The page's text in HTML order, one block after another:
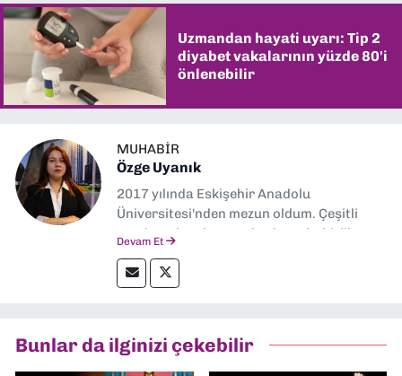
Uzmandan hayati uyarı: Tip 2
diyabet vakalarının yüzde 80'i
önlenebilir
MUHABIR
Özge Uyanık
2017 yılında Eskişehir Anadolu
Üniversitesi'nden mezun oldum. Çeşitli
yerel ve ulusal gazetelerde muhabirlik
hakları alanlarında haberler üretmeye
odaklanıyorum.
Devam Et
Bunlar da ilginizi çekebilir